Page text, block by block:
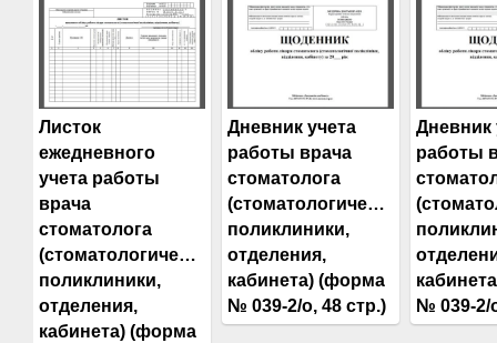
Листок
ежедневного
учета работы
врача
стоматолога
(стоматологической
поликлиники,
отделения,
кабинета) (форма
Дневник учета
работы врача
стоматолога
(стоматологической
поликлиники,
отделения,
кабинета) (форма
№ 039-2/о, 48 стр.)
Дневник
работы
№ 039-2/